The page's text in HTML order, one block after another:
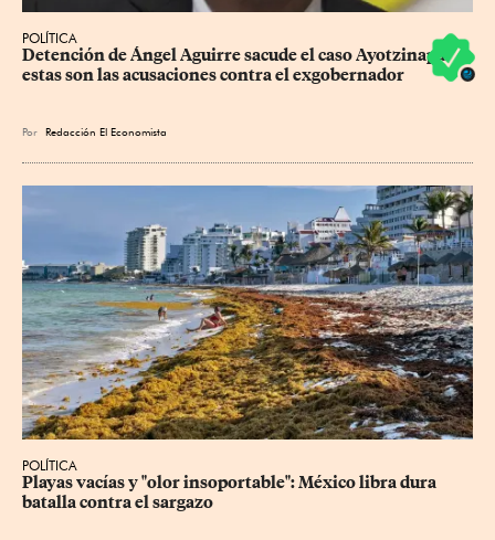
POLÍTICA
Detención de Ángel Aguirre sacude el caso Ayotzinapa:
estas son las acusaciones contra el exgobernador
Por Redacción El Economista
POLÍTICA
Playas vacías y "olor insoportable": México libra dura
batalla contra el sargazo